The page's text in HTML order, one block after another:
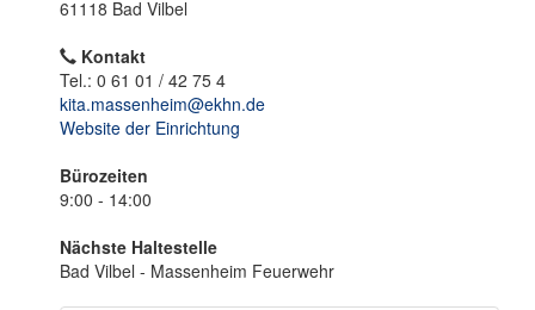
61118 Bad Vilbel
Kontakt
Tel.: 0 61 01 / 42 75 4
kita.massenheim@ekhn.de
Website der Einrichtung
Bürozeiten
9:00 - 14:00
Nächste Haltestelle
Bad Vilbel - Massenheim Feuerwehr